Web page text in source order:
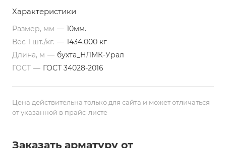
Характеристики
Размер, мм — 10мм.
Вес 1 шт./кг. — 1434.000 кг
Длина, м — бухта_НЛМК-Урал
ГОСТ — ГОСТ 34028-2016
Цена действительна только для сайта и может отличаться
от указанной в прайс-листе
Заказать арматуру от